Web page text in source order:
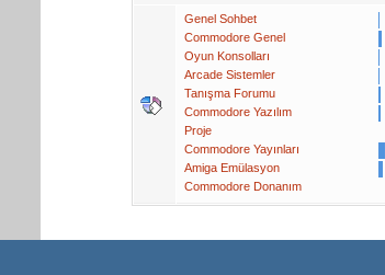
Genel Sohbet
Commodore Genel
Oyun Konsolları
Arcade Sistemler
Tanışma Forumu
Commodore Yazılım
Proje
Commodore Yayınları
Amiga Emülasyon
Commodore Donanım